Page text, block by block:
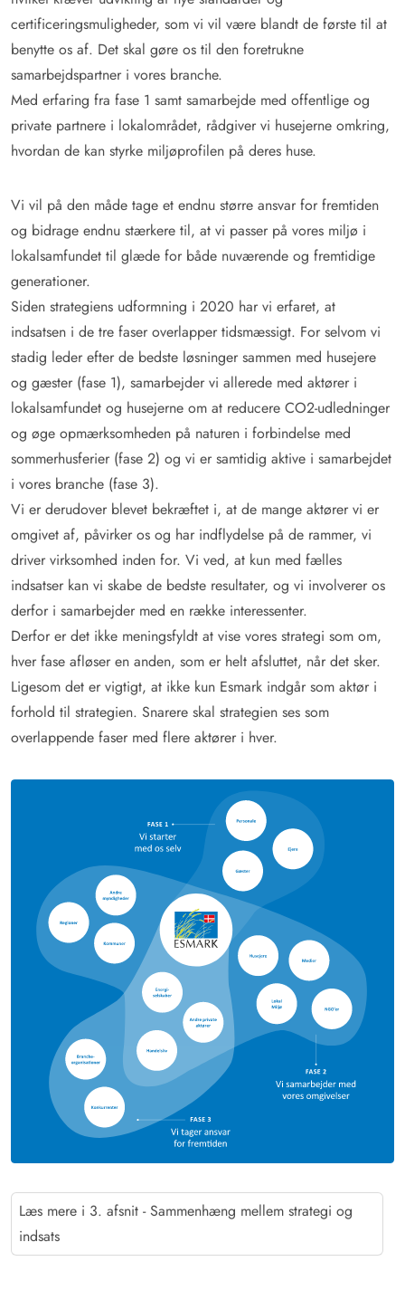
certificeringsmuligheder, som vi vil være blandt de første til at
benytte os af. Det skal gøre os til den foretrukne
samarbejdspartner i vores branche.
Med erfaring fra fase 1 samt samarbejde med offentlige og
private partnere i lokalområdet, rådgiver vi husejerne omkring,
hvordan de kan styrke miljøprofilen på deres huse.
Vi vil på den måde tage et endnu større ansvar for fremtiden
og bidrage endnu stærkere til, at vi passer på vores miljø i
lokalsamfundet til glæde for både nuværende og fremtidige
generationer.
Siden strategiens udformning i 2020 har vi erfaret, at
indsatsen i de tre faser overlapper tidsmæssigt. For selvom vi
stadig leder efter de bedste løsninger sammen med husejere
og gæster (fase 1), samarbejder vi allerede med aktører i
lokalsamfundet og husejerne om at reducere CO2-udledninger
og øge opmærksomheden på naturen i forbindelse med
sommerhusferier (fase 2) og vi er samtidig aktive i samarbejdet
i vores branche (fase 3).
Vi er derudover blevet bekræftet i, at de mange aktører vi er
omgivet af, påvirker os og har indflydelse på de rammer, vi
driver virksomhed inden for. Vi ved, at kun med fælles
indsatser kan vi skabe de bedste resultater, og vi involverer os
derfor i samarbejder med en række interessenter.
Derfor er det ikke meningsfyldt at vise vores strategi som om,
hver fase afløser en anden, som er helt afsluttet, når det sker.
Ligesom det er vigtigt, at ikke kun Esmark indgår som aktør i
forhold til strategien. Snarere skal strategien ses som
overlappende faser med flere aktører i hver.
Læs mere i 3. afsnit - Sammenhæng mellem strategi og
indsats